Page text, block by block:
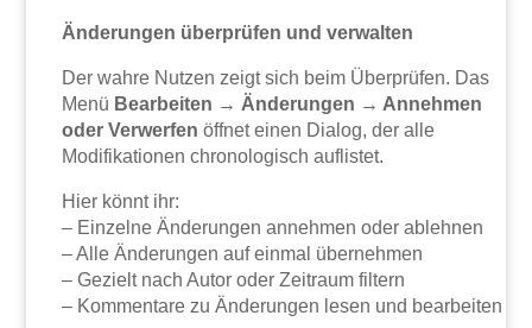
Änderungen überprüfen und verwalten
Der wahre Nutzen zeigt sich beim Überprüfen. Das
Menü Bearbeiten → Änderungen → Annehmen
oder Verwerfen öffnet einen Dialog, der alle
Modifikationen chronologisch auflistet.
Hier könnt ihr:
– Einzelne Änderungen annehmen oder ablehnen
– Alle Änderungen auf einmal übernehmen
– Gezielt nach Autor oder Zeitraum filtern
– Kommentare zu Änderungen lesen und bearbeiten